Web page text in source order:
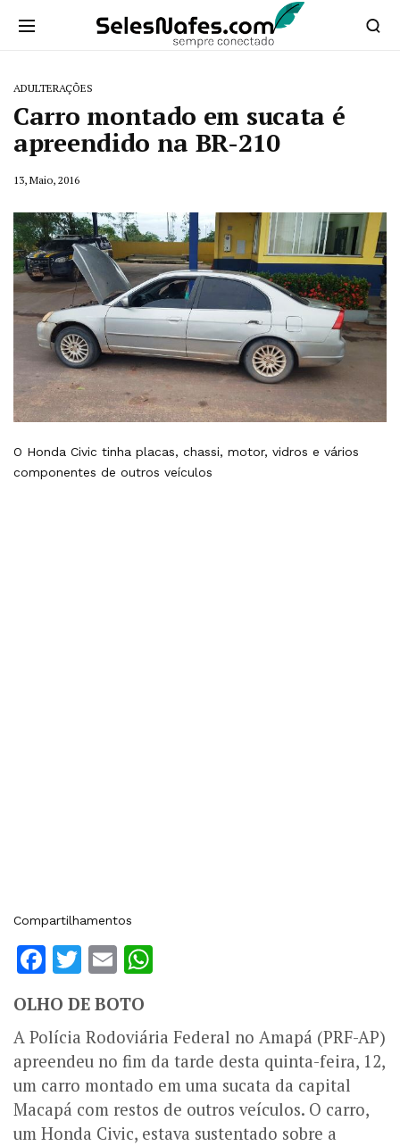
ADULTERAÇÕES
Carro montado em sucata é
apreendido na BR-210
13, Maio, 2016
O Honda Civic tinha placas, chassi, motor, vidros e vários
componentes de outros veículos
Compartilhamentos
Facebook
Twitter
Email
OLHO DE BOTO
A Polícia Rodoviária Federal no Amapá (PRF-AP)
apreendeu no fim da tarde desta quinta-feira, 12,
um carro montado em uma sucata da capital
Macapá com restos de outros veículos. O carro,
um Honda Civic, estava sustentado sobre a